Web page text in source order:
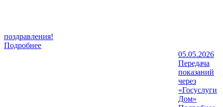
поздравления!
Подробнее
05.05.2026
Передача
показаний
через
«Госуслуги
Дом»